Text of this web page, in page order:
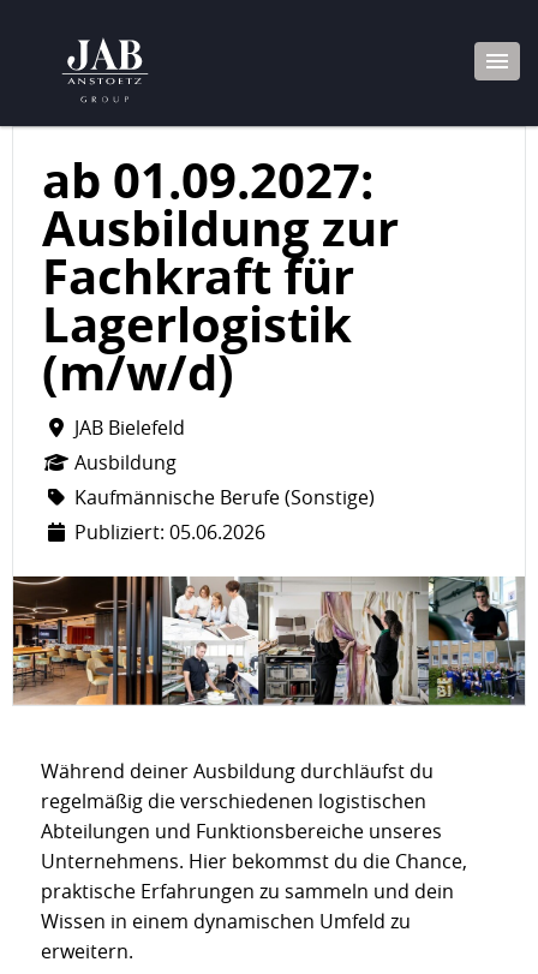
ab 01.09.2027:
Ausbildung zur
Fachkraft für
Lagerlogistik
(m/w/d)
JAB Bielefeld
Ausbildung
Kaufmännische Berufe (Sonstige)
Publiziert: 05.06.2026
Während deiner Ausbildung durchläufst du
regelmäßig die verschiedenen logistischen
Abteilungen und Funktionsbereiche unseres
Unternehmens. Hier bekommst du die Chance,
praktische Erfahrungen zu sammeln und dein
Wissen in einem dynamischen Umfeld zu
erweitern.